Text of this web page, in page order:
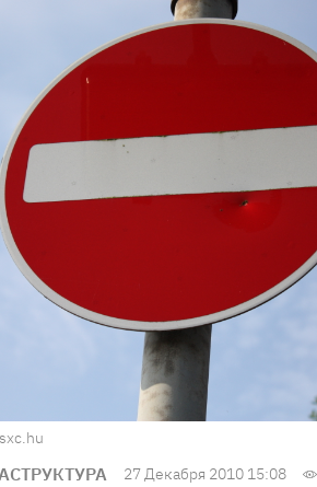
27 Декабря 2010 15:08